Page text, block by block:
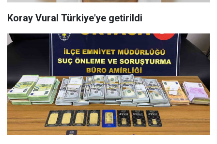
Koray Vural Türkiye'ye getirildi